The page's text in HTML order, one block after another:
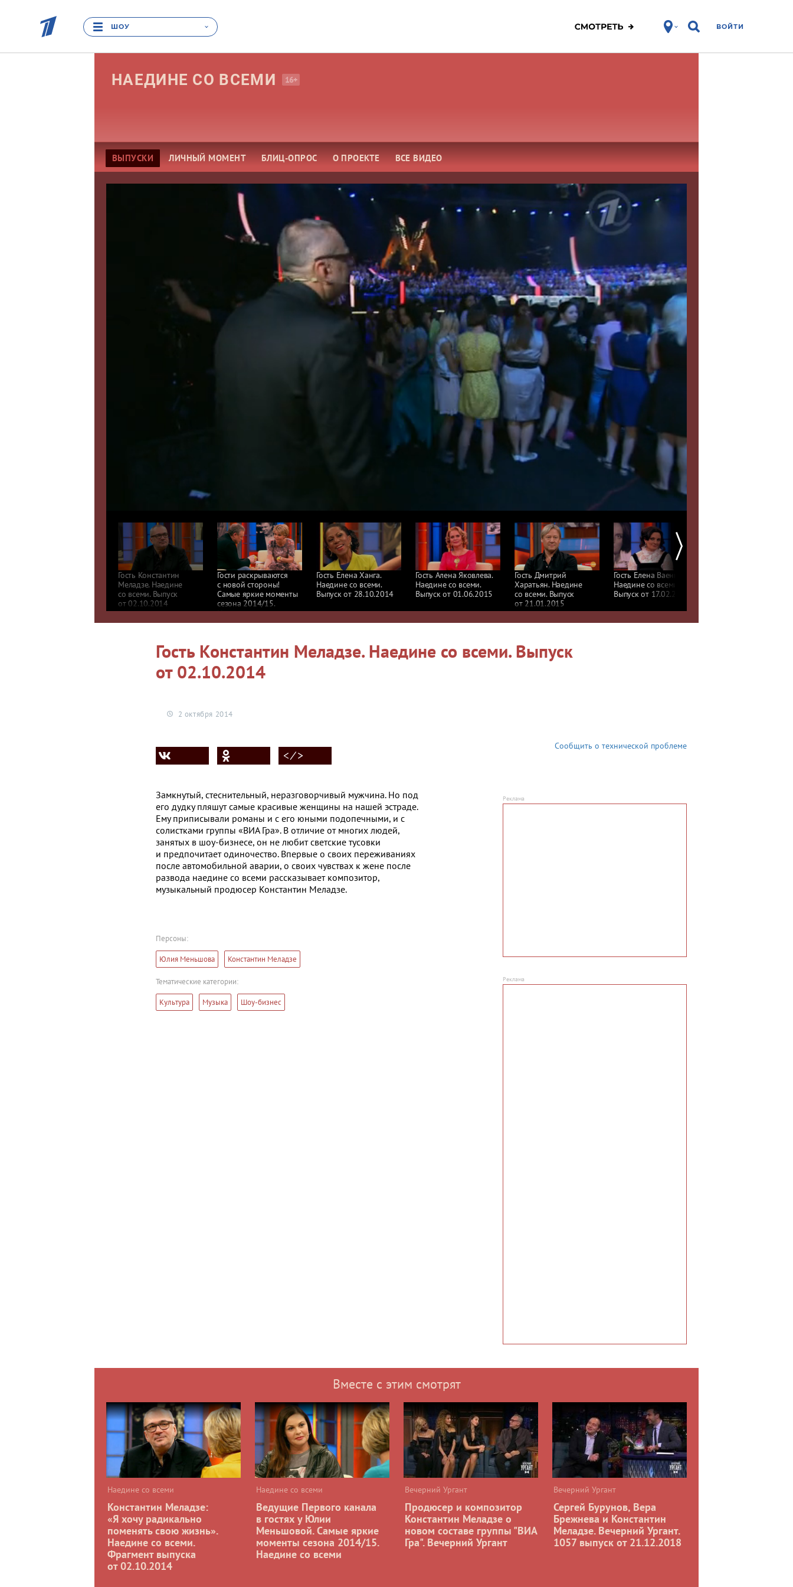
ШОУ ВОЙТИ
НАЕДИНЕ СО ВСЕМИ 16+
ВЫПУСКИ ЛИЧНЫЙ МОМЕНТ БЛИЦ-ОПРОС О ПРОЕКТЕ ВСЕ ВИДЕО
Гость Константин
Меладзе. Наедине
со всеми. Выпуск
от 02.10.2014
Гости раскрываются
с новой стороны!
Самые яркие моменты
сезона 2014/15.
Наедине со всеми
Гость Елена Ханга.
Наедине со всеми.
Выпуск от 28.10.2014
Гость Алена Яковлева.
Наедине со всеми.
Выпуск от 01.06.2015
Гость Дмитрий
Харатьян. Наедине
со всеми. Выпуск
от 21.01.2015
Гость Елена Ваенга.
Наедине со всеми.
Выпуск от 17.02.2015
Гость Константин Меладзе. Наедине со всеми. Выпуск
от 02.10.2014
2 октября 2014
< ⁄ >
Сообщить о технической проблеме
Замкнутый, стеснительный, неразговорчивый мужчина. Но под
его дудку пляшут самые красивые женщины на нашей эстраде.
Ему приписывали романы и с его юными подопечными, и с
солистками группы «ВИА Гра». В отличие от многих людей,
занятых в шоу-бизнесе, он не любит светские тусовки
и предпочитает одиночество. Впервые о своих переживаниях
после автомобильной аварии, о своих чувствах к жене после
развода наедине со всеми рассказывает композитор,
музыкальный продюсер Константин Меладзе.
Персоны:
Юлия Меньшова Константин Меладзе
Тематические категории:
Культура Музыка Шоу-бизнес
Вместе с этим смотрят
Наедине со всеми
Константин Меладзе:
«Я хочу радикально
поменять свою жизнь».
Наедине со всеми.
Фрагмент выпуска
от 02.10.2014
Наедине со всеми
Ведущие Первого канала
в гостях у Юлии
Меньшовой. Самые яркие
моменты сезона 2014/15.
Наедине со всеми
Вечерний Ургант
Продюсер и композитор
Константин Меладзе о
новом составе группы "ВИА
Гра". Вечерний Ургант
Вечерний Ургант
Сергей Бурунов, Вера
Брежнева и Константин
Меладзе. Вечерний Ургант.
1057 выпуск от 21.12.2018